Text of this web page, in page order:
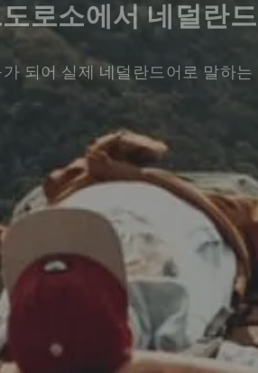
로소에서 네덜란드
되어 실제 네덜란드어로 말하는